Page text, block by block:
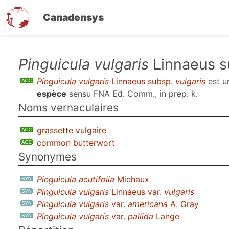
Canadensys
contenu
Pinguicula vulgaris Linnaeus
Pinguicula vulgaris Linnaeus subsp. vulgaris est
espèce sensu FNA Ed. Comm., in prep. k.
Noms vernaculaires
grassette vulgaire
common butterwort
Synonymes
Pinguicula acutifolia Michaux
Pinguicula vulgaris Linnaeus var. vulgaris
Pinguicula vulgaris var. americana A. Gray
Pinguicula vulgaris var. pallida Lange